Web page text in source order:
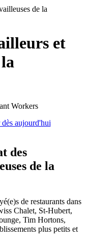
de la
et
aujourd'hui
des
de la
de restaurants dans
Chalet, St-Hubert,
Tim Hortons,
plus petits et